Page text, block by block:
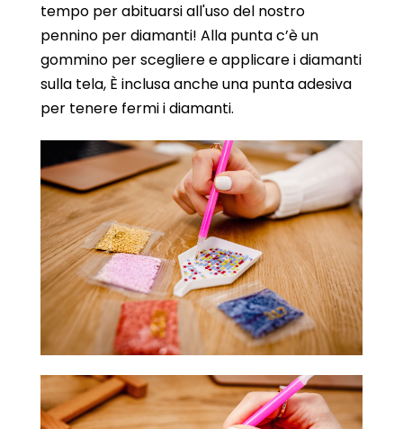
tempo per abituarsi all'uso del nostro
pennino per diamanti! Alla punta c’è un
gommino per scegliere e applicare i diamanti
sulla tela, È inclusa anche una punta adesiva
per tenere fermi i diamanti.